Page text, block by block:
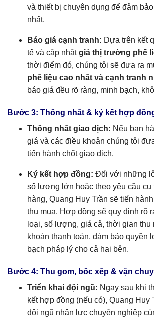
và thiết bị chuyên dụng để đảm
nhất.
Báo giá cạnh tranh: Dựa trên kết
tế và cập nhậtgiá thị trường phế
thời điểm đó, chúng tôi sẽ đưa ra
phế liệu cao nhất và cạnh tranh
báo giá đều rõ ràng, minh bạch,
Bước 3: Thống nhất & ký kết hợp
Thống nhất giao dịch: Nếu bạn
giá và các điều khoản chúng tôi
tiến hành chốt giao dịch.
Ký kết hợp đồng: Đối với những
số lượng lớn hoặc theo yêu cầu cụ
hàng, Quang Huy Trần sẽ tiến
thu mua. Hợp đồng sẽ quy định rõ
loại, số lượng, giá cả, thời gian thu
khoản thanh toán, đảm bảo quyền
bạch pháp lý cho cả hai bên.
Bước 4: Thu gom, bốc xếp & vận
Triển khai đội ngũ: Ngay sau khi
kết hợp đồng (nếu có), Quang Huy
đội ngũ nhân lực chuyên nghiệp